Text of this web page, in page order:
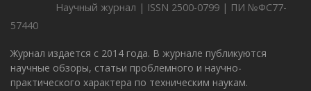
Научный журнал | ISSN 2500-0799 | ПИ №ФС77-
57440
Журнал издается с 2014 года. В журнале публикуются
научные обзоры, статьи проблемного и научно-
практического характера по техническим наукам.